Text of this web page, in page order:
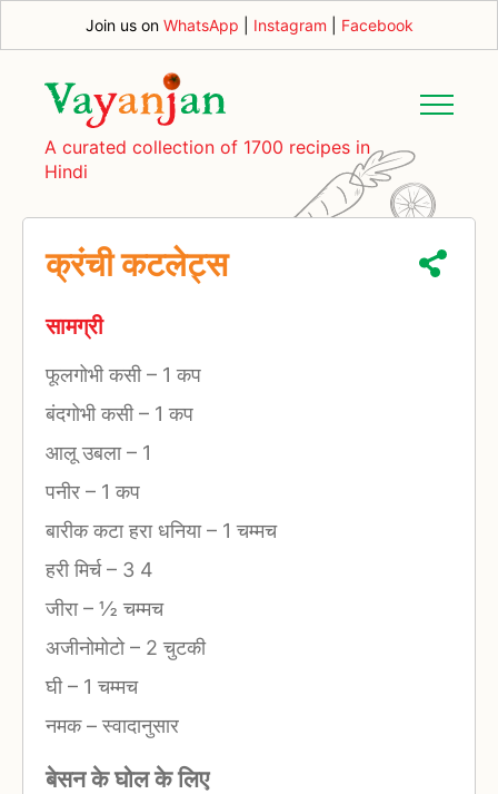
Join us on WhatsApp Instagram Facebook
A curated collection of 1700 recipes in
Hindi
क्रंची कटलेट्स
सामग्री
फूलगोभी कसी– 1 कप
बंदगोभी कसी– 1 कप
आलू उबला– 1
पनीर – 1 कप
बारीक कटा हरा धनिया– 1 चम्मच
हरी मिर्च– 3 4
जीरा– ½ चम्मच
अजीनोमोटो– 2 चुटकी
घी– 1 चम्मच
नमक–स्वादानुसार
बेसन के घोल के लिए